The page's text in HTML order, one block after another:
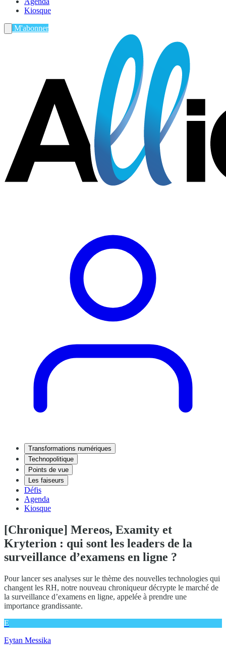
Kiosque
M'abonner
Transformations numériques
Technopolitique
Points de vue
Les faiseurs
Défis
Agenda
Kiosque
[Chronique] Mereos, Examity et
Kryterion : qui sont les leaders de la
surveillance d’examens en ligne ?
Pour lancer ses analyses sur le thème des nouvelles technologies qui
changent les RH, notre nouveau chroniqueur décrypte le marché de
la surveillance d’examens en ligne, appelée à prendre une
importance grandissante.
E
Eytan Messika